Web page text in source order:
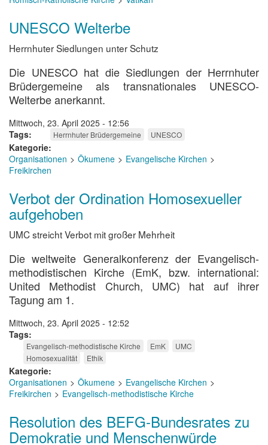
UNESCO Welterbe
Herrnhuter Siedlungen unter Schutz
Die UNESCO hat die Siedlungen der Herrnhuter
Brüdergemeine als transnationales UNESCO-
Welterbe anerkannt.
Mittwoch, 23. April 2025 - 12:56
Tags
Herrnhuter Brüdergemeine UNESCO
Kategorie
Organisationen
Ökumene
Evangelische Kirchen
Freikirchen
Verbot der Ordination Homosexueller
aufgehoben
UMC streicht Verbot mit großer Mehrheit
Die weltweite Generalkonferenz der Evangelisch-
methodistischen Kirche (EmK, bzw. international:
United Methodist Church, UMC) hat auf ihrer
Tagung am 1.
Mittwoch, 23. April 2025 - 12:52
Tags
Evangelisch-methodistische Kirche EmK
UMC
Homosexualität
Ethik
Kategorie
Organisationen
Ökumene
Evangelische Kirchen
Freikirchen
Evangelisch-methodistische Kirche
Resolution des BEFG-Bundesrates zu
Demokratie und Menschenwürde